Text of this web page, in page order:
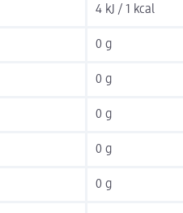
4 kJ / 1 kcal
0 g
0 g
0 g
0 g
0 g